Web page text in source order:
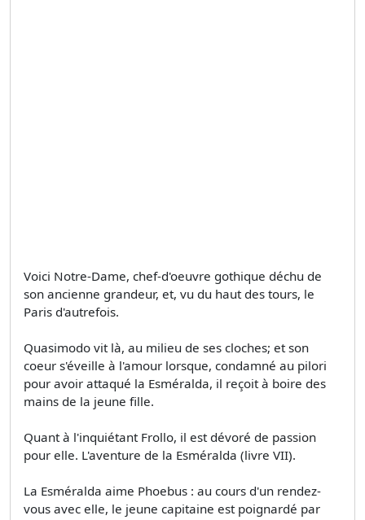
Voici Notre-Dame, chef-d'oeuvre gothique déchu de
son ancienne grandeur, et, vu du haut des tours, le
Paris d'autrefois.
Quasimodo vit là, au milieu de ses cloches; et son
coeur s'éveille à l'amour lorsque, condamné au pilori
pour avoir attaqué la Esméralda, il reçoit à boire des
mains de la jeune fille.
Quant à l'inquiétant Frollo, il est dévoré de passion
pour elle. L'aventure de la Esméralda (livre VII).
La Esméralda aime Phoebus : au cours d'un rendez-
vous avec elle, le jeune capitaine est poignardé par